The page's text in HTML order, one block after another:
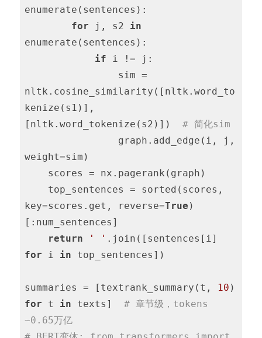
enumerate(sentences):
for j, s2 in
enumerate(sentences):
if i != j:
nltk.cosine_similarity([nltk.word_to
kenize(s1)],
[nltk.word_tokenize(s2)]) # 简化sim
weight=sim)
key=scores.get, reverse=True )
[:num_sentences]
return
' '
for i in top_sentences])
summaries = [textrank_summary(t, 10
for t in texts] # 章节级，tokens
~0.65万亿